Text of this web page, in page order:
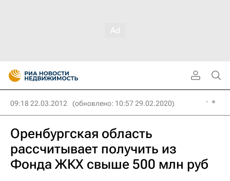
09:18 22.03.2012 (обновлено: 10:57 29.02.2020)
Оренбургская область
рассчитывает получить из
Фонда ЖКХ свыше 500 млн руб